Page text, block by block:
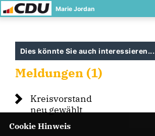
Marie Jordan
Dies könnte Sie auch interessieren...
Meldungen (1)
Kreisvorstand
neu gewählt
Cookie Hinweis